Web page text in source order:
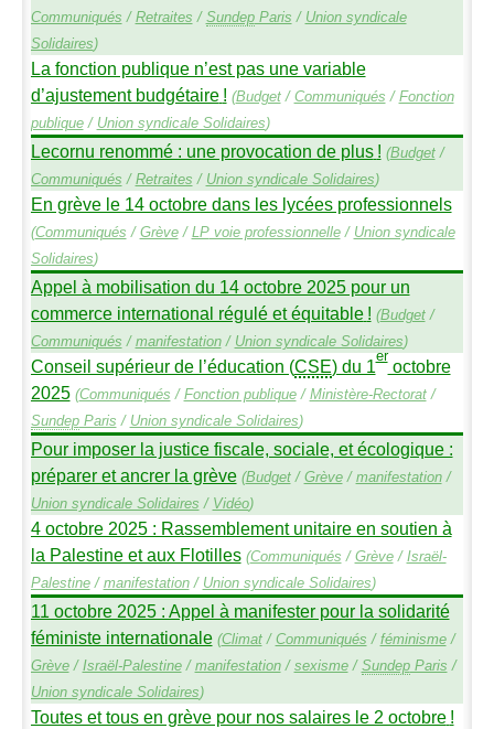
Communiqués / Retraites / SundepParis / Union syndicale
Solidaires)
La fonction publique n’est pas une variable
d’ajustement budgétaire ! (Budget/ Communiqués / Fonction
publique/ Union syndicale Solidaires)
Lecornu renommé : une provocation de plus ! (Budget/
Communiqués / Retraites / Union syndicale Solidaires)
En grève le 14 octobre dans les lycées professionnels
(Communiqués / Grève/ LPvoie professionnelle/ Union syndicale
Solidaires)
Appel à mobilisation du 14 octobre 2025 pour un
commerce international régulé et équitable ! (Budget/
Communiqués / manifestation/ Union syndicale Solidaires)
Conseil supérieur de l’éducation (CSE) du 1eroctobre
2025 (Communiqués / Fonction publique/ Ministère-Rectorat/
SundepParis / Union syndicale Solidaires)
Pour imposer la justice fiscale, sociale, et écologique :
préparer et ancrer la grève (Budget/ Grève/ manifestation/
Union syndicale Solidaires / Vidéo)
4 octobre 2025 : Rassemblement unitaire en soutien à
la Palestine et aux Flotilles (Communiqués / Grève/ Israël-
Palestine/ manifestation/ Union syndicale Solidaires)
11 octobre 2025 : Appel à manifester pour la solidarité
féministe internationale (Climat/ Communiqués / féminisme/
Grève/ Israël-Palestine/ manifestation/ sexisme/ SundepParis /
Union syndicale Solidaires)
Toutes et tous en grève pour nos salaires le 2 octobre !